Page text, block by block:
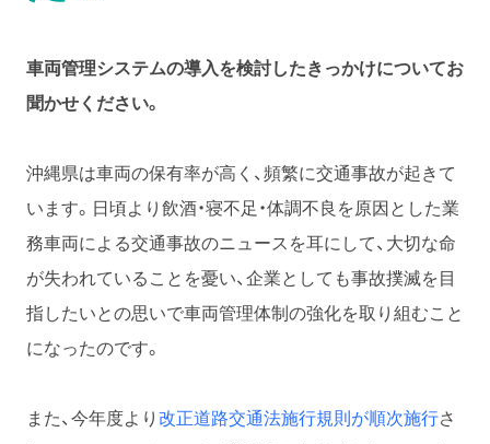
車両管理システムの導入を検討したきっかけについてお
聞かせください。
沖縄県は車両の保有率が高く、頻繁に交通事故が起きて
います。日頃より飲酒・寝不足・体調不良を原因とした業
務車両による交通事故のニュースを耳にして、大切な命
が失われていることを憂い、企業としても事故撲滅を目
指したいとの思いで車両管理体制の強化を取り組むこと
になったのです。
また、今年度より 改正道路交通法施行規則が順次施行さ